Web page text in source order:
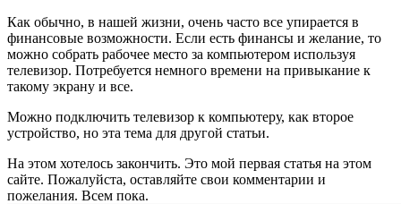
Как обычно, в нашей жизни, очень часто все упирается в
финансовые возможности. Если есть финансы и желание, то
можно собрать рабочее место за компьютером используя
телевизор. Потребуется немного времени на привыкание к
такому экрану и все.
Можно подключить телевизор к компьютеру, как второе
устройство, но эта тема для другой статьи.
На этом хотелось закончить. Это мой первая статья на этом
сайте. Пожалуйста, оставляйте свои комментарии и
пожелания. Всем пока.